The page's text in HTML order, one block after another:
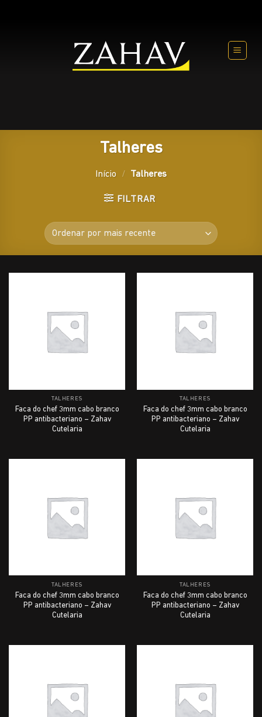
Talheres
Início / Talheres
FILTRAR
TALHERES
Faca do chef 3mm cabo branco
PP antibacteriano – Zahav
Cutelaria
TALHERES
Faca do chef 3mm cabo branco
PP antibacteriano – Zahav
Cutelaria
TALHERES
Faca do chef 3mm cabo branco
PP antibacteriano – Zahav
Cutelaria
TALHERES
Faca do chef 3mm cabo branco
PP antibacteriano – Zahav
Cutelaria